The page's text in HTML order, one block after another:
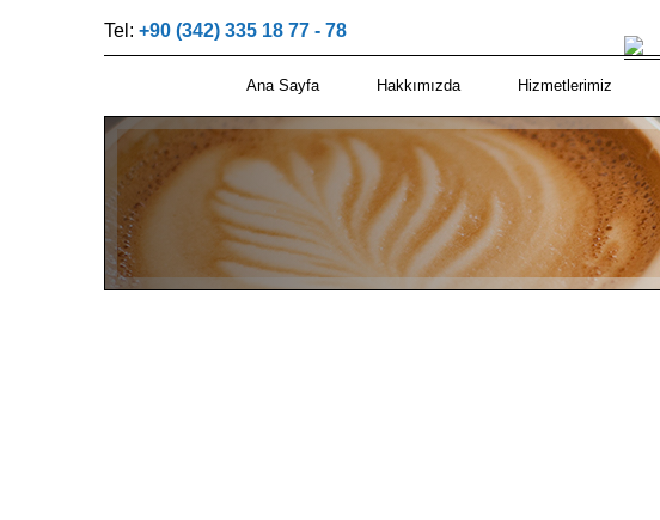
Tel: +90 (342) 335 18 77 - 78
Ana Sayfa Hakkımızda Hizmetlerimiz